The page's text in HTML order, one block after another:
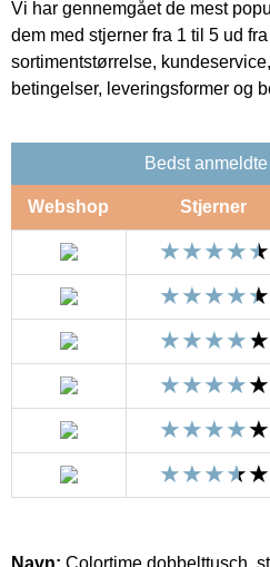
Vi har gennemgået de mest
dem med stjerner fra 1 til 5 ud
sortimentstørrelse,
betingelser, leveringsformer og
Bedst
Webshop Stjerner
Navn: Colortime dobbelttusch,